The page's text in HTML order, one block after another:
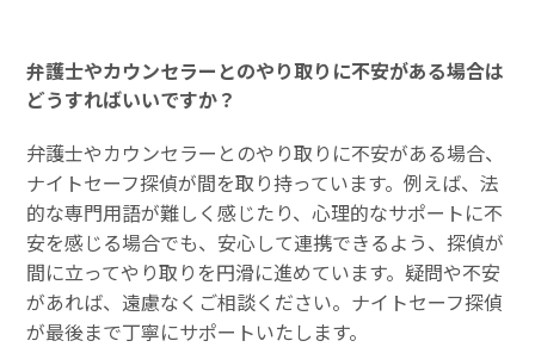
弁護士やカウンセラーとのやり取りに不安がある場合は
どうすればいいですか？
弁護士やカウンセラーとのやり取りに不安がある場合、
ナイトセーフ探偵が間を取り持っています。例えば、法
的な専門用語が難しく感じたり、心理的なサポートに不
安を感じる場合でも、安心して連携できるよう、探偵が
間に立ってやり取りを円滑に進めています。疑問や不安
があれば、遠慮なくご相談ください。ナイトセーフ探偵
が最後まで丁寧にサポートいたします。